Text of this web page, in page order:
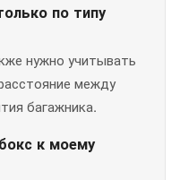
по типу
нужно учитывать
между
багажника.
к моему